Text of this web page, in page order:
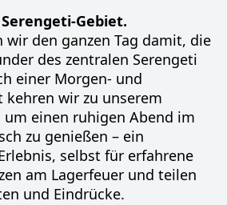
Gebiet.
wir den ganzen Tag damit, die
des zentralen Serengeti
einer Morgen- und
wir zu unserem
um einen ruhigen Abend im
zu genießen – ein
selbst für erfahrene
am Lagerfeuer und teilen
und Eindrücke.